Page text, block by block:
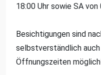
18:00 Uhr sowie SA
Besichtigungen sind
selbstverständlich
Öffnungszeiten